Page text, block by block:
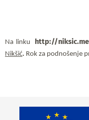
Na linku http://
Nikšić. Rok za podnošenje